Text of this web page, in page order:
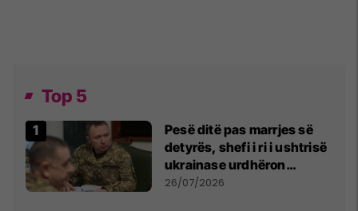
Top 5
Pesë ditë pas marrjes së
detyrës, shefi i ri i ushtrisë
ukrainase urdhëron
kontroll të madh
26/07/2026